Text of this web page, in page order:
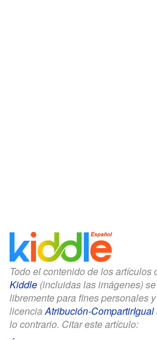
Todo el contenido de los artículos
Kiddle (incluidas las imágenes)
libremente para fines personales
licenciaAtribución-CompartirIgual
lo contrario. Citar este artículo: